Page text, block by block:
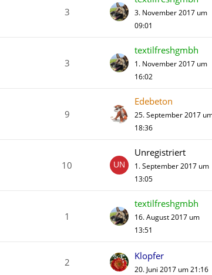
3
3. November 2017 um
09:01
3
textilfreshgmbh
1. November 2017 um
16:02
9
Edebeton
25. September 2017
18:36
10
Unregistriert
1. September 2017 um
13:05
1
textilfreshgmbh
16. August 2017 um
13:51
2
Klopfer
20. Juni 2017 um 21:16